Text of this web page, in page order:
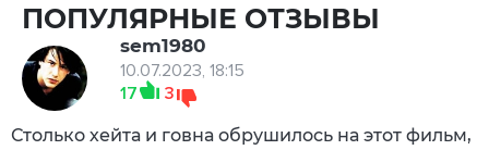
ПОПУЛЯРНЫЕ ОТЗЫВЫ
sem1980
10.07.2023, 18:15
17
3
Столько хейта и говна обрушилось на этот фильм,